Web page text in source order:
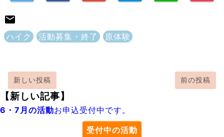
ハイク 活動募集・終了 原体験
新しい投稿 前の投稿
【新しい記事】
6・7月の活動お申込受付中です。
受付中の活動